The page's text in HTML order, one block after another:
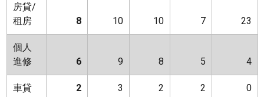
房貸/
租房
8 10 10 7 23
個人
進修
6 9 8 5 4
車貸 2 3 2 2 0